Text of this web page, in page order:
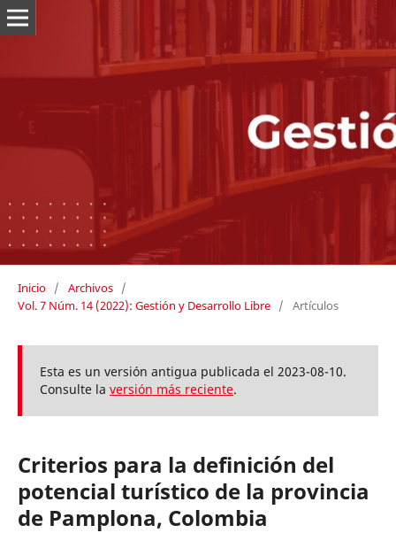
Inicio / Archivos /
Vol. 7 Núm. 14 (2022): Gestión y Desarrollo Libre / Artículos
Esta es un versión antigua publicada el 2023-08-10.
Consulte la versión más reciente.
Criterios para la definición del
potencial turístico de la provincia
de Pamplona, Colombia